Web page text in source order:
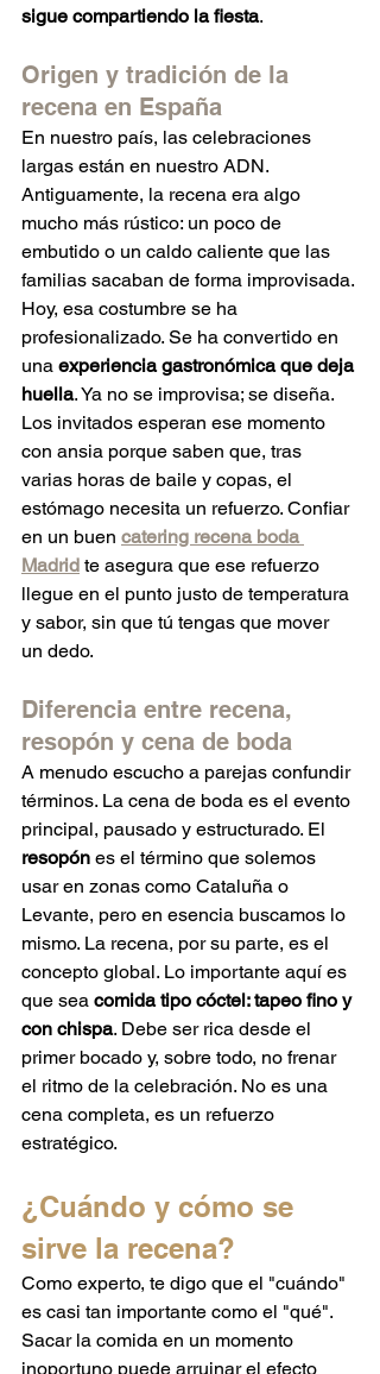
sigue compartiendo la fiesta.
Origen y tradición de la
recena en España
En nuestro país, las celebraciones
largas están en nuestro ADN.
Antiguamente, la recena era algo
mucho más rústico: un poco de
embutido o un caldo caliente que las
familias sacaban de forma improvisada.
Hoy, esa costumbre se ha
profesionalizado. Se ha convertido en
una experiencia gastronómica que deja
huella. Ya no se improvisa; se diseña.
Los invitados esperan ese momento
con ansia porque saben que, tras
varias horas de baile y copas, el
estómago necesita un refuerzo. Confiar
en un buen catering recena boda
Madrid te asegura que ese refuerzo
llegue en el punto justo de temperatura
y sabor, sin que tú tengas que mover
un dedo.
Diferencia entre recena,
resopón y cena de boda
A menudo escucho a parejas confundir
términos. La cena de boda es el evento
principal, pausado y estructurado. El
resopón es el término que solemos
usar en zonas como Cataluña o
Levante, pero en esencia buscamos lo
mismo. La recena, por su parte, es el
concepto global. Lo importante aquí es
que sea comida tipo cóctel: tapeo fino y
con chispa. Debe ser rica desde el
primer bocado y, sobre todo, no frenar
el ritmo de la celebración. No es una
cena completa, es un refuerzo
estratégico.
¿Cuándo y cómo se
sirve la recena?
Como experto, te digo que el "cuándo"
es casi tan importante como el "qué".
Sacar la comida en un momento
inoportuno puede arruinar el efecto